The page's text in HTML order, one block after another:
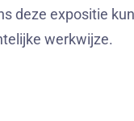
deze expositie
werkwijze.